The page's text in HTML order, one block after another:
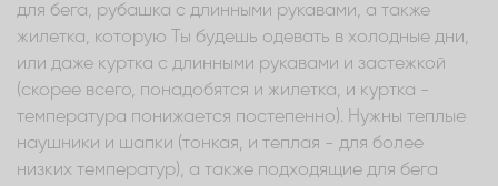
для бега, рубашка с длинными рукавами, а также
жилетка, которую Ты будешь одевать в холодные дни,
или даже куртка с длинными рукавами и застежкой
(скорее всего, понадобятся и жилетка, и куртка -
температура понижается постепенно). Нужны теплые
наушники и шапки (тонкая, и теплая - для более
низких температур), а также подходящие для бега